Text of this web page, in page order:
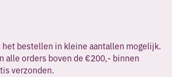
het bestellen in kleine aantallen mogelijk.
alle orders boven de €200,- binnen
verzonden.